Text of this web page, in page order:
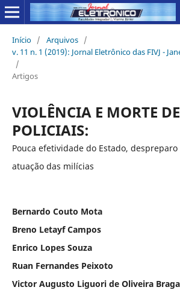
Início / Arquivos /
v. 11 n. 1 (2019): Jornal Eletrônico das FIVJ -
/
Artigos
VIOLÊNCIA E MORTE DE
POLICIAIS:
Pouca efetividade do Estado,
atuação das milícias
Bernardo Couto Mota
Breno Letayf Campos
Enrico Lopes Souza
Ruan Fernandes Peixoto
Victor Augusto Liguori de Oliveira Braga